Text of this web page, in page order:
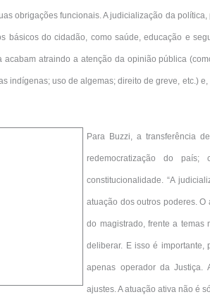
obrigações funcionais. A judicialização da
básicos do cidadão, como saúde, educação e
acabam atraindo a atenção da opinião pública
indígenas; uso de algemas; direito de greve, etc.)
Para Buzzi, a transferência
redemocratização do país;
constitucionalidade. “A
atuação dos outros poderes.
do magistrado, frente a temas
deliberar. E isso é
apenas operador da Justiça.
ajustes. A atuação ativa não é